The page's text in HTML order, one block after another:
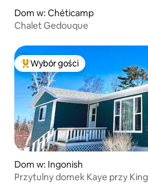
Dom w: Chéticamp
Chalet Gedouque
Najpopularniejsze z kategorii
Wybór gości
Dom w: Ingonish
Przytulny domek Kaye przy